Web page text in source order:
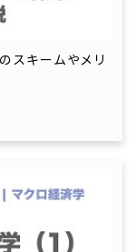
スキームやメリ